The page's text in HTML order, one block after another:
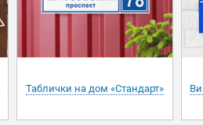
Таблички на дом «Стандарт»